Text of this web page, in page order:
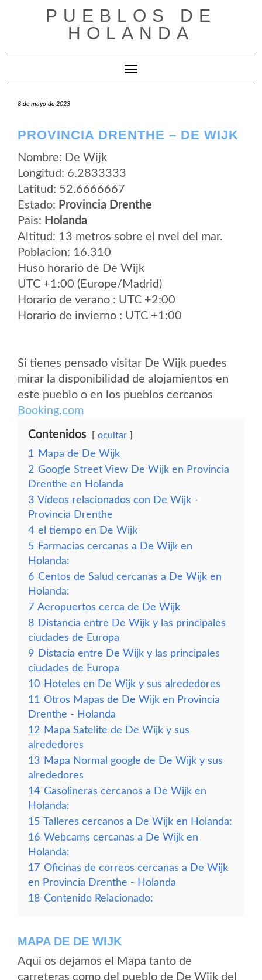
PUEBLOS DE
HOLANDA
Cambiar modo de navegación
8 de mayo de 2023
PROVINCIA DRENTHE – DE WIJK
Nombre: De Wijk
Longitud: 6.2833333
Latitud: 52.6666667
Estado: Provincia Drenthe
Pais: Holanda
Altitud: 13 metros sobre el nvel del mar.
Poblacion: 16.310
Huso horario de De Wijk
UTC +1:00 (Europe/Madrid)
Horario de verano : UTC +2:00
Horario de invierno : UTC +1:00
Si tienes pensado visitar De Wijk puedes
mirar la disponibilidad de alojamientos en
este pueblo o en los pueblos cercanos
Booking.com
Contenidos ocultar
1
Mapa de De Wijk
2 Google Street View De Wijk en Provincia
Drenthe en Holanda
3 Vídeos relacionados con De Wijk -
Provincia Drenthe
4 el tiempo en De Wijk
5 Farmacias cercanas a De Wijk en
Holanda:
6 Centos de Salud cercanas a De Wijk en
Holanda:
7 Aeropuertos cerca de De Wijk
8 Distancia entre De Wijk y las principales
ciudades de Europa
9 Distacia entre De Wijk y las principales
ciudades de Europa
10 Hoteles en De Wijk y sus alrededores
11 Otros Mapas de De Wijk en Provincia
Drenthe - Holanda
12 Mapa Satelite de De Wijk y sus
alrededores
13 Mapa Normal google de De Wijk y sus
alrededores
14 Gasolineras cercanos a De Wijk en
Holanda:
15 Talleres cercanos a De Wijk en Holanda:
16 Webcams cercanas a De Wijk en
Holanda:
17 Oficinas de correos cercanas a De Wijk
en Provincia Drenthe - Holanda
18 Contenido Relacionado:
MAPA DE DE WIJK
Aqui os dejamos el Mapa tanto de
carreteras como del pueblo de De Wijk del